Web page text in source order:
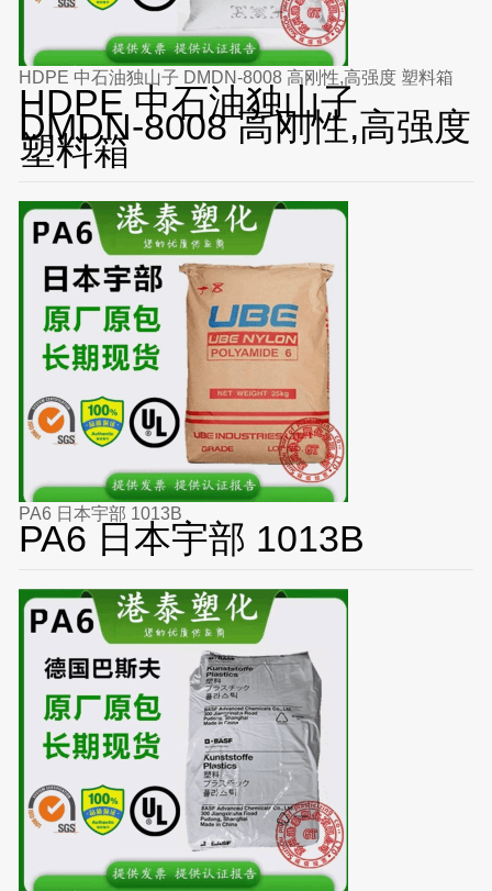
HDPE 中石油独山子 DMDN-8008 高刚性,高强度 塑料箱
HDPE 中石油独山子
DMDN-8008 高刚性,高强度
塑料箱
PA6 日本宇部 1013B
PA6 日本宇部 1013B